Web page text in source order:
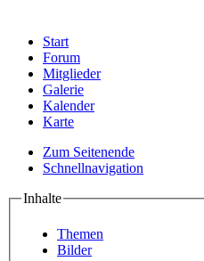
Start
Forum
Mitglieder
Galerie
Kalender
Karte
Zum Seitenende
Schnellnavigation
Inhalte
Themen
Bilder